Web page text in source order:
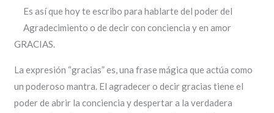
Es así que hoy te escribo para hablarte del poder del
Agradecimiento o de decir con conciencia y en amor
GRACIAS.
La expresión “gracias” es, una frase mágica que actúa como
un poderoso mantra. El agradecer o decir gracias tiene el
poder de abrir la conciencia y despertar a la verdadera